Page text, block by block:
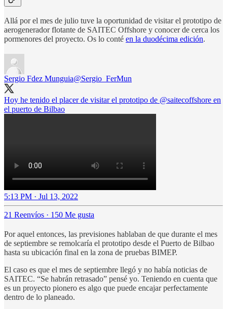
Allá por el mes de julio tuve la oportunidad de visitar el prototipo de
aerogenerador flotante de SAITEC Offshore y conocer de cerca los
pormenores del proyecto. Os lo conté en la duodécima edición.
Sergio Fdez Munguia@Sergio_FerMun
Hoy he tenido el placer de visitar el prototipo de @saitecoffshore en
el puerto de Bilbao
5:13 PM · Jul 13, 2022
21 Reenvíos · 150 Me gusta
Por aquel entonces, las previsiones hablaban de que durante el mes
de septiembre se remolcaría el prototipo desde el Puerto de Bilbao
hasta su ubicación final en la zona de pruebas BIMEP.
El caso es que el mes de septiembre llegó y no había noticias de
SAITEC. “Se habrán retrasado” pensé yo. Teniendo en cuenta que
es un proyecto pionero es algo que puede encajar perfectamente
dentro de lo planeado.